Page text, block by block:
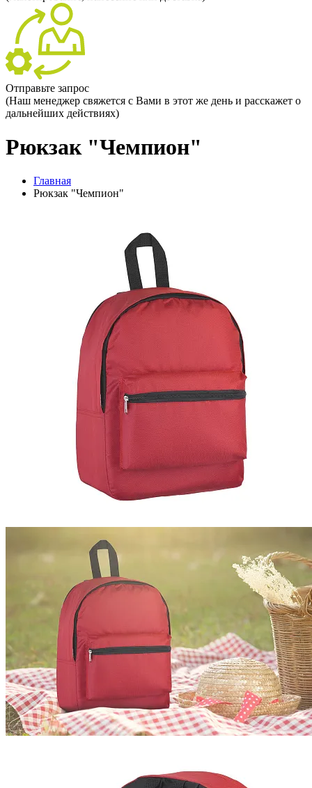
Отправьте запрос
(Наш менеджер свяжется с Вами в этот же день и расскажет о
дальнейших действиях)
Рюкзак "Чемпион"
Главная
Рюкзак "Чемпион"